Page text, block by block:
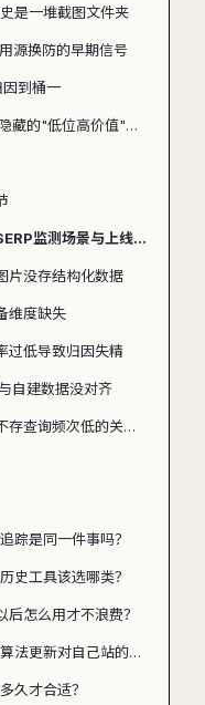
是一堆截图文件夹
源换防的早期信号
到桶一
第12个月：发现一个隐藏的"低位高价值"机会
几个会让你看不清的SERP监测场景与上线前必验清单
片没存结构化数据
维度缺失
过低导致归因失精
自建数据没对齐
翻车场景五：监测了不存查询频次低的关键词
踪是同一件事吗？
史工具该选哪类？
后怎么用才不浪费？
SERP历史能帮我证明算法更新对自己站的影响吗？
久才合适？